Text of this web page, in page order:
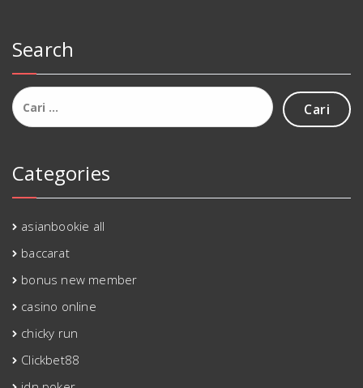
Search
Cari
untuk:
Categories
asianbookie all
baccarat
bonus new member
casino online
chicky run
Clickbet88